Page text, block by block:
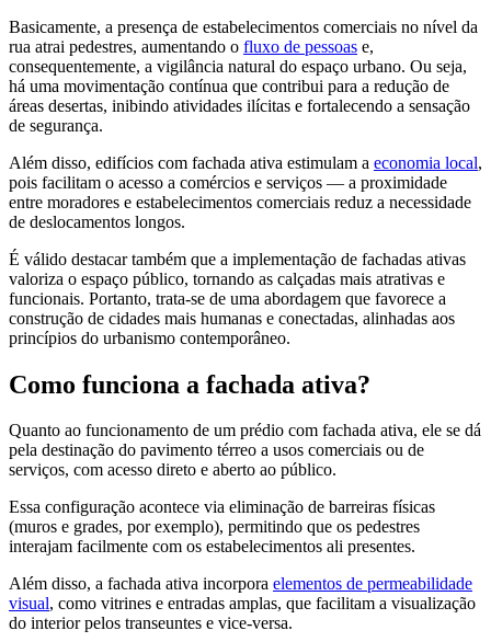
Basicamente, a presença de estabelecimentos comerciais no nível da
rua atrai pedestres, aumentando o fluxo de pessoas e,
consequentemente, a vigilância natural do espaço urbano. Ou seja,
há uma movimentação contínua que contribui para a redução de
áreas desertas, inibindo atividades ilícitas e fortalecendo a sensação
de segurança.
Além disso, edifícios com fachada ativa estimulam a economia local,
pois facilitam o acesso a comércios e serviços — a proximidade
entre moradores e estabelecimentos comerciais reduz a necessidade
de deslocamentos longos.
É válido destacar também que a implementação de fachadas ativas
valoriza o espaço público, tornando as calçadas mais atrativas e
funcionais. Portanto, trata-se de uma abordagem que favorece a
construção de cidades mais humanas e conectadas, alinhadas aos
princípios do urbanismo contemporâneo.
Como funciona a fachada ativa?
Quanto ao funcionamento de um prédio com fachada ativa, ele se dá
pela destinação do pavimento térreo a usos comerciais ou de
serviços, com acesso direto e aberto ao público.
Essa configuração acontece via eliminação de barreiras físicas
(muros e grades, por exemplo), permitindo que os pedestres
interajam facilmente com os estabelecimentos ali presentes.
Além disso, a fachada ativa incorpora elementos de permeabilidade
visual, como vitrines e entradas amplas, que facilitam a visualização
do interior pelos transeuntes e vice-versa.